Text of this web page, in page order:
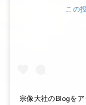
この
宗像大社のBlogを